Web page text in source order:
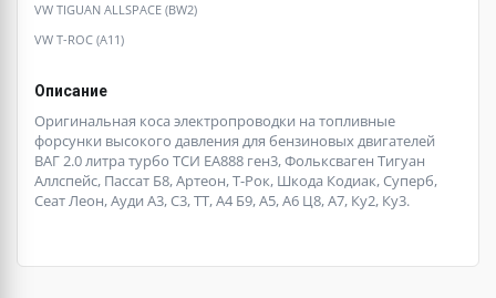
VW TIGUAN ALLSPACE (BW2)
VW T-ROC (A11)
Описание
Оригинальная коса электропроводки на топливные
форсунки высокого давления для бензиновых двигателей
ВАГ 2.0 литра турбо ТСИ ЕА888 ген3, Фольксваген Тигуан
Аллспейс, Пассат Б8, Артеон, Т-Рок, Шкода Кодиак, Суперб,
Сеат Леон, Ауди А3, С3, ТТ, А4 Б9, А5, А6 Ц8, А7, Ку2, Ку3.